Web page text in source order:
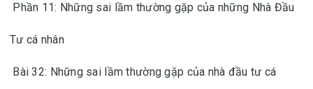
Phần 11: Những sai lầm thường gặp của những Nhà Đầu
Tư cá nhân
Bài 32: Những sai lầm thường gặp của nhà đầu tư cá